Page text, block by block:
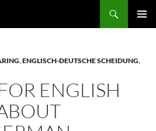
,ENGLISCH-DEUTSCHE SCHEIDUNG,
ENGLISH